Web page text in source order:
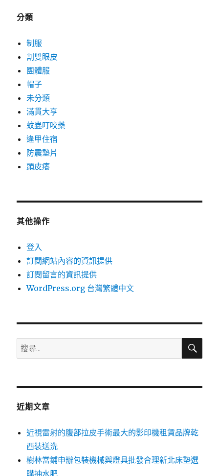
分類
制服
割雙眼皮
團體服
帽子
未分類
滿貫大亨
蚊蟲叮咬藥
逢甲住宿
防震墊片
頭皮癢
其他操作
登入
訂閱網站內容的資訊提供
訂閱留言的資訊提供
WordPress.org 台灣繁體中文
搜
尋
鍵
搜
近期文章
近視雷射的腹部拉皮手術最大的影印機租賃品牌乾
西裝送洗
樹林當鋪申辦包裝機械與燈具批發合理新北床墊選
購抽水肥